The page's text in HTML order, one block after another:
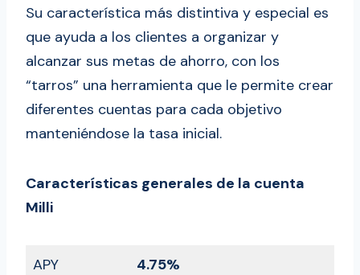
Su característica más distintiva y especial es
que ayuda a los clientes a organizar y
alcanzar sus metas de ahorro, con los
“tarros” una herramienta que le permite crear
diferentes cuentas para cada objetivo
manteniéndose la tasa inicial.
Características generales de la cuenta
Milli
APY
4.75%